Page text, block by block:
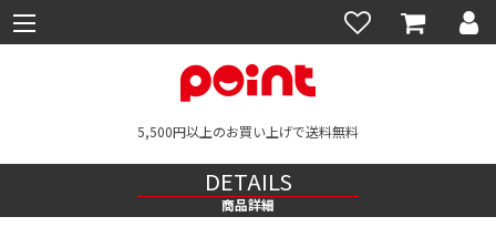
5,500円以上のお買い上げで送料無料
DETAILS
商品詳細